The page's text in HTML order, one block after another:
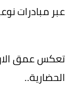
عبر مبادرات
تعكس عمق
الحضارية..